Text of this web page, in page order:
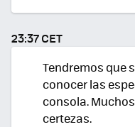
23:37 CET
Tendremos que
conocer las
consola.
certezas.